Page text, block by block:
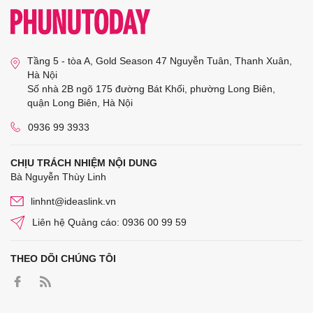
Tầng 5 - tòa A, Gold Season 47 Nguyễn Tuân, Thanh Xuân,
Hà Nội
Số nhà 2B ngõ 175 đường Bát Khối, phường Long Biên,
quận Long Biên, Hà Nội
0936 99 3933
CHỊU TRÁCH NHIỆM NỘI DUNG
Bà Nguyễn Thùy Linh
linhnt@ideaslink.vn
Liên hệ Quảng cáo: 0936 00 99 59
THEO DÕI CHÚNG TÔI